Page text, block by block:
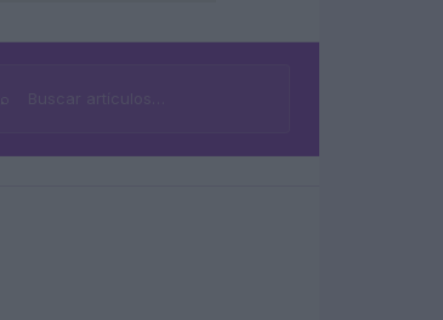
⌕Buscar